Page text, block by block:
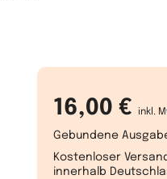
16,00 € inkl.
Gebundene
Kostenloser
innerhalb